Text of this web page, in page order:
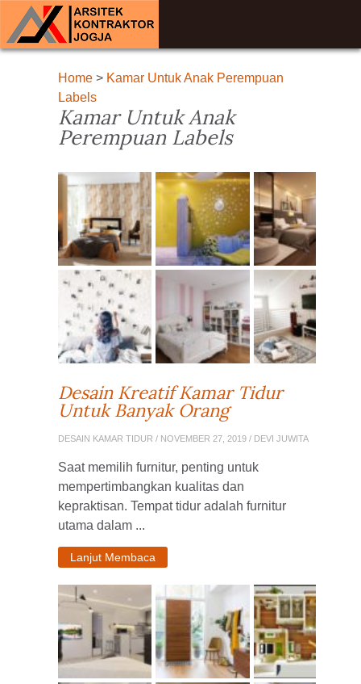
Home> Kamar Untuk Anak Perempuan
Labels
Kamar Untuk Anak
Perempuan Labels
Desain Kreatif Kamar Tidur
Untuk Banyak Orang
DESAIN KAMAR TIDUR / NOVEMBER 27, 2019 / DEVI JUWITA
Saat memilih furnitur, penting untuk
mempertimbangkan kualitas dan
kepraktisan. Tempat tidur adalah furnitur
utama dalam ...
Lanjut Membaca